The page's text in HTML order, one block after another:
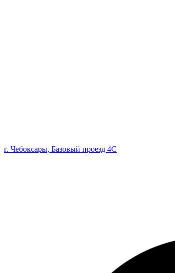
г. Чебоксары, Базовый проезд 4С